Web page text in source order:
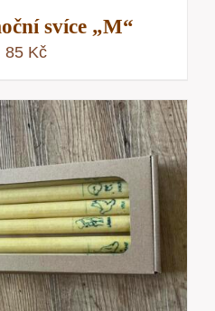
svíce „M“
85 Kč